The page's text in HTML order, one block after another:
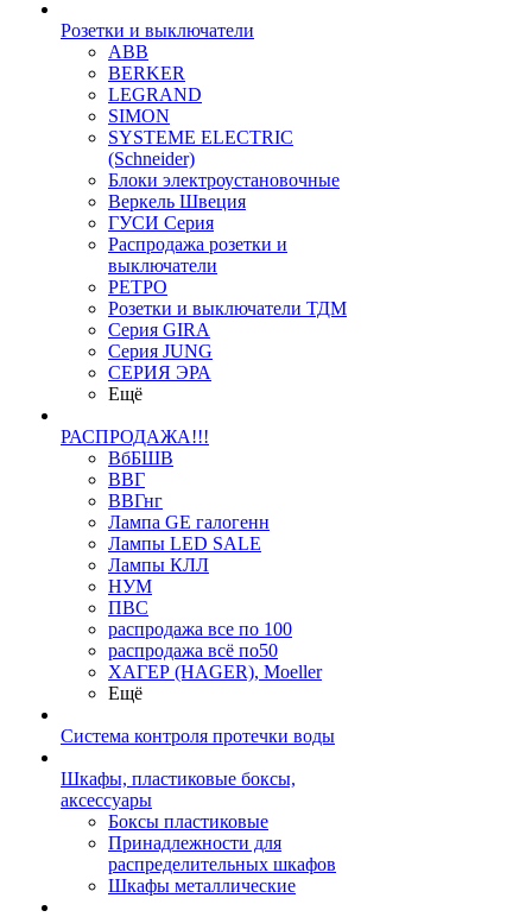
Розетки и выключатели
ABB
BERKER
LEGRAND
SIMON
SYSTEME ELECTRIC
(Schneider)
Блоки электроустановочные
Веркель Швеция
ГУСИ Серия
Распродажа розетки и
выключатели
РЕТРО
Розетки и выключатели ТДМ
Серия GIRA
Серия JUNG
СЕРИЯ ЭРА
Ещё
РАСПРОДАЖА!!!
ВбБШВ
ВВГ
ВВГнг
Лампа GE галогенн
Лампы LED SALE
Лампы КЛЛ
НУМ
ПВС
распродажа все по 100
распродажа всё по50
ХАГЕР (HAGER), Moeller
Ещё
Система контроля протечки воды
Шкафы, пластиковые боксы,
аксессуары
Боксы пластиковые
Принадлежности для
распределительных шкафов
Шкафы металлические